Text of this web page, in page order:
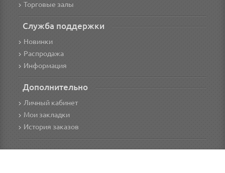
Торговые залы
Служба поддержки
Новинки
Распродажа
Информация
Дополнительно
Личный кабинет
Мои закладки
История заказов